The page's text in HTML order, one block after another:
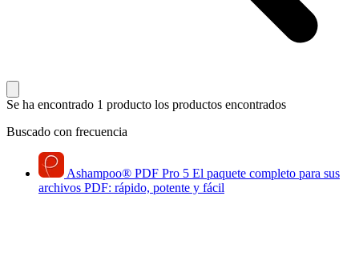
Se ha encontrado 1 producto los productos encontrados
Buscado con frecuencia
Ashampoo® PDF Pro 5 El paquete completo para sus
archivos PDF: rápido, potente y fácil